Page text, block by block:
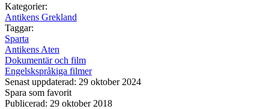
Kategorier:
Antikens Grekland
Taggar:
Sparta
Antikens Aten
Dokumentär och film
Engelskspråkiga filmer
Senast uppdaterad: 29 oktober 2024
Spara som favorit
Publicerad: 29 oktober 2018